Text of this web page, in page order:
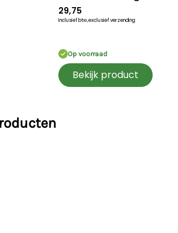
29,75
Inclusief btw,exclusief verzending
Op voorraad
Bekijk product